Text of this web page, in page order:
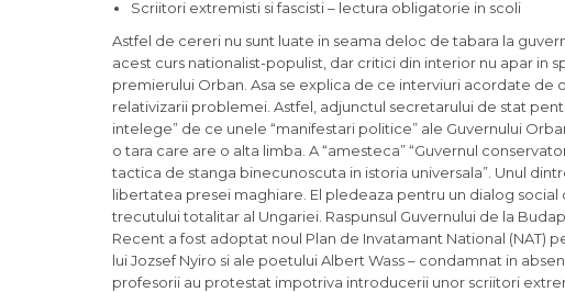
Scriitori extremisti si fascisti – lectura obligatorie in scoli
Astfel de cereri nu sunt luate in seama deloc de tabara la
acest curs nationalist-populist, dar critici din interior nu apar in
premierului Orban. Asa se explica de ce interviuri acordate
relativizarii problemei. Astfel, adjunctul secretarului de stat
intelege” de ce unele “manifestari politice” ale Guvernului
o tara care are o alta limba. A “amesteca” “Guvernul
tactica de stanga binecunoscuta in istoria universala”. Unul
libertatea presei maghiare. El pledeaza pentru un dialog
trecutului totalitar al Ungariei. Raspunsul Guvernului de la
Recent a fost adoptat noul Plan de Invatamant National (NAT)
lui Jozsef Nyiro si ale poetului Albert Wass – condamnat in
profesorii au protestat impotriva introducerii unor scriitori